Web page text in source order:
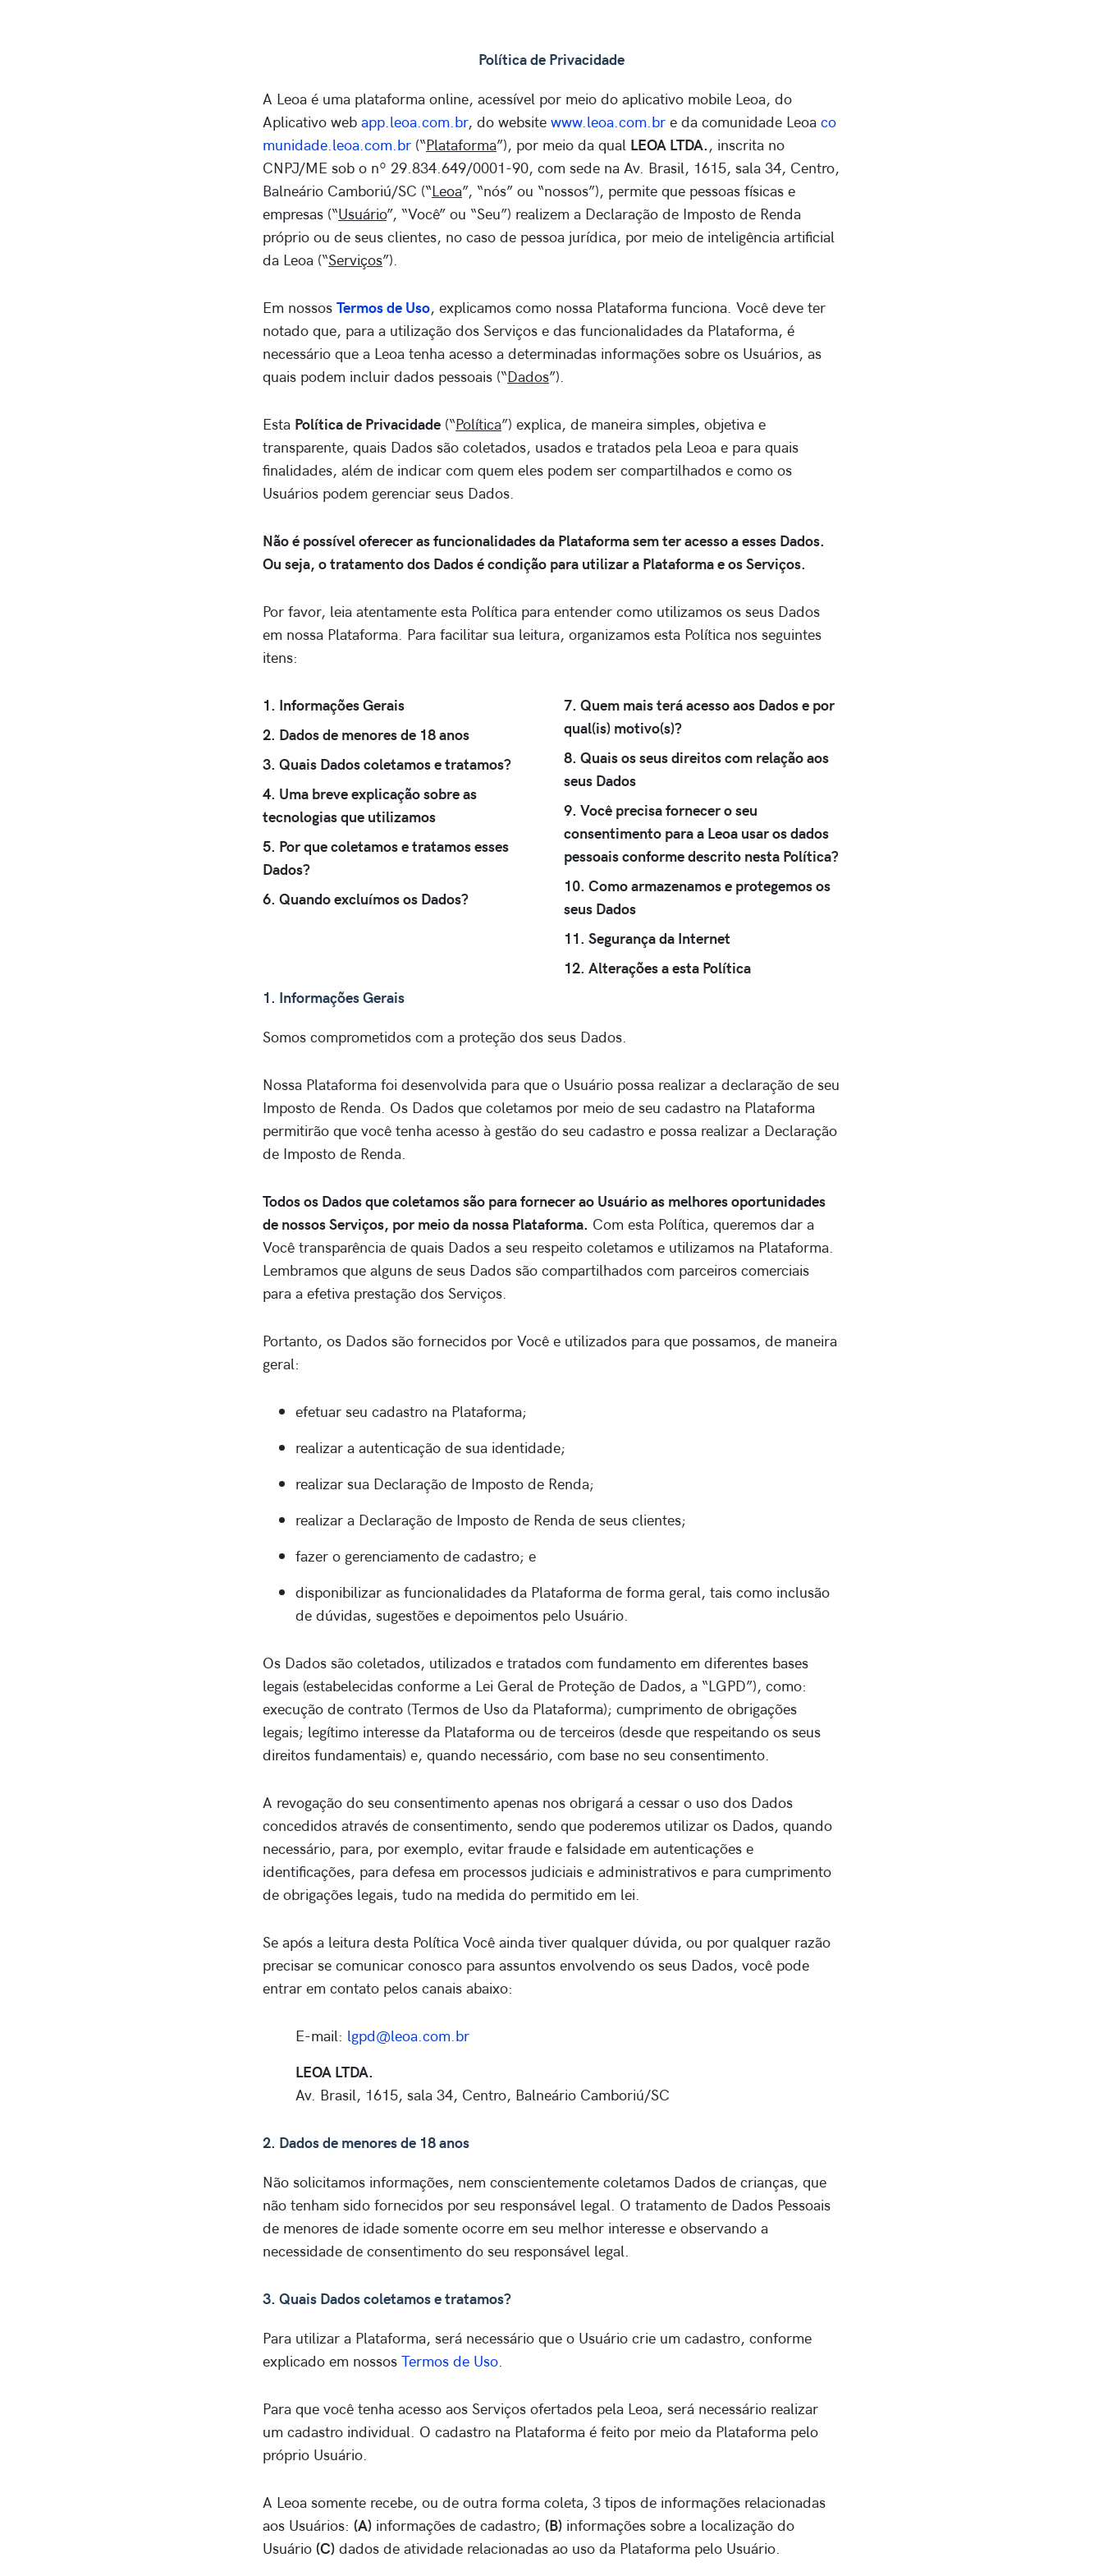
Política de Privacidade
A Leoa é uma plataforma online, acessível por meio do aplicativo mobile Leoa, do
Aplicativo web app.leoa.com.br, do website www.leoa.com.br e da comunidade Leoa co
munidade.leoa.com.br (“Plataforma”), por meio da qual LEOA LTDA., inscrita no
CNPJ/ME sob o nº 29.834.649/0001-90, com sede na Av. Brasil, 1615, sala 34, Centro,
Balneário Camboriú/SC (“Leoa”, “nós” ou “nossos”), permite que pessoas físicas e
empresas (“Usuário”, “Você” ou “Seu”) realizem a Declaração de Imposto de Renda
próprio ou de seus clientes, no caso de pessoa jurídica, por meio de inteligência artificial
da Leoa (“Serviços”).
Em nossos Termos de Uso, explicamos como nossa Plataforma funciona. Você deve ter
notado que, para a utilização dos Serviços e das funcionalidades da Plataforma, é
necessário que a Leoa tenha acesso a determinadas informações sobre os Usuários, as
quais podem incluir dados pessoais (“Dados”).
Esta Política de Privacidade (“Política”) explica, de maneira simples, objetiva e
transparente, quais Dados são coletados, usados e tratados pela Leoa e para quais
finalidades, além de indicar com quem eles podem ser compartilhados e como os
Usuários podem gerenciar seus Dados.
Não é possível oferecer as funcionalidades da Plataforma sem ter acesso a esses Dados.
Ou seja, o tratamento dos Dados é condição para utilizar a Plataforma e os Serviços.
Por favor, leia atentamente esta Política para entender como utilizamos os seus Dados
em nossa Plataforma. Para facilitar sua leitura, organizamos esta Política nos seguintes
itens:
1. Informações Gerais
2. Dados de menores de 18 anos
3. Quais Dados coletamos e tratamos?
4. Uma breve explicação sobre as
tecnologias que utilizamos
5. Por que coletamos e tratamos esses
Dados?
6. Quando excluímos os Dados?
7. Quem mais terá acesso aos Dados e por
qual(is) motivo(s)?
8. Quais os seus direitos com relação aos
seus Dados
9. Você precisa fornecer o seu
consentimento para a Leoa usar os dados
pessoais conforme descrito nesta Política?
10. Como armazenamos e protegemos os
seus Dados
11. Segurança da Internet
12. Alterações a esta Política
1. Informações Gerais
Somos comprometidos com a proteção dos seus Dados.
Nossa Plataforma foi desenvolvida para que o Usuário possa realizar a declaração de seu
Imposto de Renda. Os Dados que coletamos por meio de seu cadastro na Plataforma
permitirão que você tenha acesso à gestão do seu cadastro e possa realizar a Declaração
de Imposto de Renda.
Todos os Dados que coletamos são para fornecer ao Usuário as melhores oportunidades
de nossos Serviços, por meio da nossa Plataforma. Com esta Política, queremos dar a
Você transparência de quais Dados a seu respeito coletamos e utilizamos na Plataforma.
Lembramos que alguns de seus Dados são compartilhados com parceiros comerciais
para a efetiva prestação dos Serviços.
Portanto, os Dados são fornecidos por Você e utilizados para que possamos, de maneira
geral:
efetuar seu cadastro na Plataforma;
realizar a autenticação de sua identidade;
realizar sua Declaração de Imposto de Renda;
realizar a Declaração de Imposto de Renda de seus clientes;
fazer o gerenciamento de cadastro; e
disponibilizar as funcionalidades da Plataforma de forma geral, tais como inclusão
de dúvidas, sugestões e depoimentos pelo Usuário.
Os Dados são coletados, utilizados e tratados com fundamento em diferentes bases
legais (estabelecidas conforme a Lei Geral de Proteção de Dados, a “LGPD”), como:
execução de contrato (Termos de Uso da Plataforma); cumprimento de obrigações
legais; legítimo interesse da Plataforma ou de terceiros (desde que respeitando os seus
direitos fundamentais) e, quando necessário, com base no seu consentimento.
A revogação do seu consentimento apenas nos obrigará a cessar o uso dos Dados
concedidos através de consentimento, sendo que poderemos utilizar os Dados, quando
necessário, para, por exemplo, evitar fraude e falsidade em autenticações e
identificações, para defesa em processos judiciais e administrativos e para cumprimento
de obrigações legais, tudo na medida do permitido em lei.
Se após a leitura desta Política Você ainda tiver qualquer dúvida, ou por qualquer razão
precisar se comunicar conosco para assuntos envolvendo os seus Dados, você pode
entrar em contato pelos canais abaixo:
E-mail: lgpd@leoa.com.br
LEOA LTDA.
Av. Brasil, 1615, sala 34, Centro, Balneário Camboriú/SC
2. Dados de menores de 18 anos
Não solicitamos informações, nem conscientemente coletamos Dados de crianças, que
não tenham sido fornecidos por seu responsável legal. O tratamento de Dados Pessoais
de menores de idade somente ocorre em seu melhor interesse e observando a
necessidade de consentimento do seu responsável legal.
3. Quais Dados coletamos e tratamos?
Para utilizar a Plataforma, será necessário que o Usuário crie um cadastro, conforme
explicado em nossos Termos de Uso.
Para que você tenha acesso aos Serviços ofertados pela Leoa, será necessário realizar
um cadastro individual. O cadastro na Plataforma é feito por meio da Plataforma pelo
próprio Usuário.
A Leoa somente recebe, ou de outra forma coleta, 3 tipos de informações relacionadas
aos Usuários: (A) informações de cadastro; (B) informações sobre a localização do
Usuário (C) dados de atividade relacionadas ao uso da Plataforma pelo Usuário.